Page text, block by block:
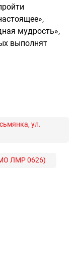
мудрость»,
выполнят
ул.
ЛМР 0626)